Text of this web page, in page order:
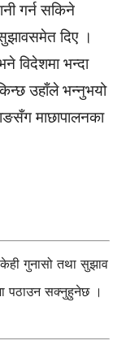
गर्न सकिने
दिए ।
विदेशमा भन्दा
उहाँले भन्नुभयो
माछापालनका
गुनासो तथा सुझाव
पठाउन सक्नुहुनेछ ।